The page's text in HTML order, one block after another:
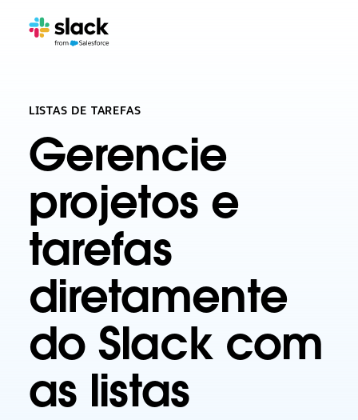
LISTAS DE TAREFAS
Gerencie
projetos e
tarefas
diretamente
do Slack com
as listas